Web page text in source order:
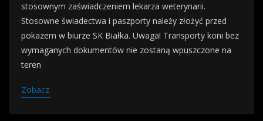
stosownym zaświadczeniem lekarza weterynarii.
Stosowne świadectwa i paszporty należy złożyć przed
pokazem w biurze SK Białka. Uwaga! Transporty koni bez
wymaganych dokumentów nie zostaną wpuszczone na
teren
Zobacz